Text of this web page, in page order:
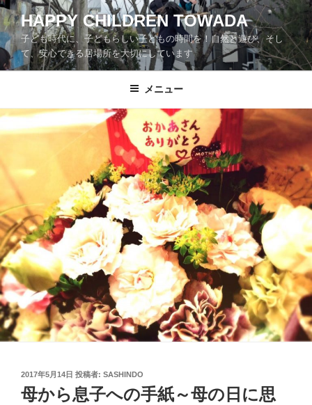
コ
ン
テ
ン
ツ
ス
プ
HAPPY CHILDREN TOWADA
子ども時代に、子どもらしい子どもの時間を！自然と遊び、そし
て、安心できる居場所を大切にしています
メニュー
投
稿
日:
2017年5月14日 投稿者: SASHINDO
母から息子への手紙～母の日に思